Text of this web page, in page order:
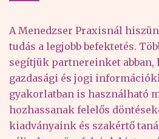
A Menedzser Praxisnál
tudás a legjobb befektetés.
segítjük partnereinket abban,
gazdasági és jogi
gyakorlatban is használható
hozhassanak felelős
kiadványaink és szakértő